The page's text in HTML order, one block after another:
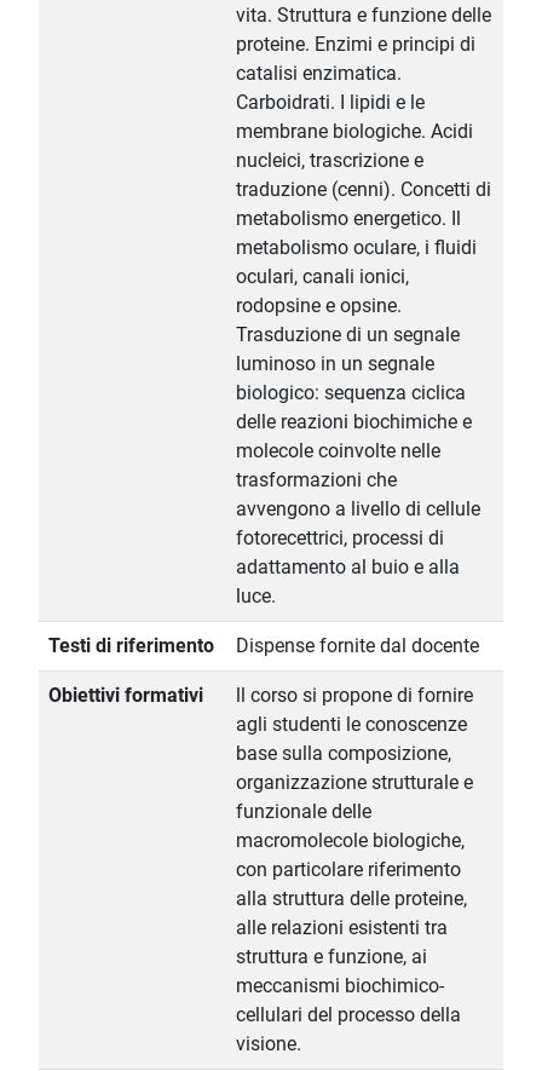
vita. Struttura e funzione delle
proteine. Enzimi e principi di
catalisi enzimatica.
Carboidrati. I lipidi e le
membrane biologiche. Acidi
nucleici, trascrizione e
traduzione (cenni). Concetti di
metabolismo energetico. Il
metabolismo oculare, i fluidi
oculari, canali ionici,
rodopsine e opsine.
Trasduzione di un segnale
luminoso in un segnale
biologico: sequenza ciclica
delle reazioni biochimiche e
molecole coinvolte nelle
trasformazioni che
avvengono a livello di cellule
fotorecettrici, processi di
adattamento al buio e alla
luce.
Testi di riferimento Dispense fornite dal docente
Obiettivi formativi
ll corso si propone di fornire
agli studenti le conoscenze
base sulla composizione,
organizzazione strutturale e
funzionale delle
macromolecole biologiche,
con particolare riferimento
alla struttura delle proteine,
alle relazioni esistenti tra
struttura e funzione, ai
meccanismi biochimico-
cellulari del processo della
visione.